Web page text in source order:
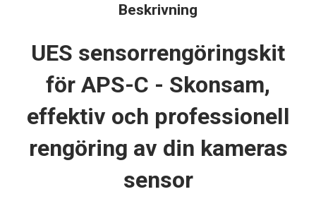
Beskrivning
UES sensorrengöringskit
för APS-C - Skonsam,
effektiv och professionell
rengöring av din kameras
sensor